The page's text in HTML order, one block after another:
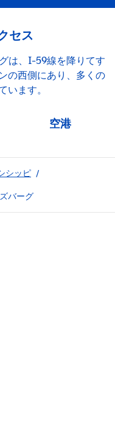
セス
は、I-59線を降りてす
の西側にあり、多くの
います。
空港
シッピ /
バーグ